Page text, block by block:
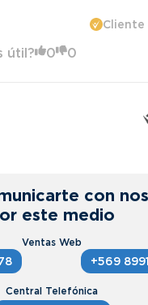
útil? 0 0
con
este medio
+569